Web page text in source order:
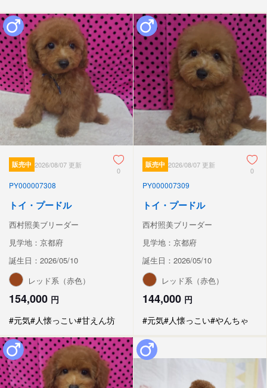
販売中 2026/08/07 更新
0
PY000007308
トイ・プードル
西村照美ブリーダー
見学地：京都府
誕生日：2026/05/10
レッド系（赤色）
154,000 円
#元気#人懐っこい#甘えん坊
販売中 2026/08/07 更新
0
PY000007309
トイ・プードル
西村照美ブリーダー
見学地：京都府
誕生日：2026/05/10
レッド系（赤色）
144,000 円
#元気#人懐っこい#やんちゃ